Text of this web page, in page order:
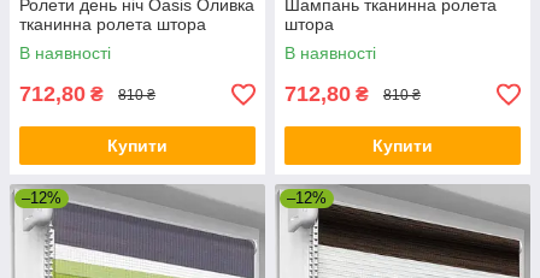
Ролети день ніч Oasis Оливка
тканинна ролета штора
В наявності
712,80 ₴ 810 ₴
Купити
Шампань тканинна ролета
штора
В наявності
712,80 ₴ 810 ₴
Купити
–12% –12%